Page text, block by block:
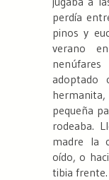
perdía
pinos y
verano
adoptado
pequeña
rodeaba.
madre la
oído, o
tibia frente.